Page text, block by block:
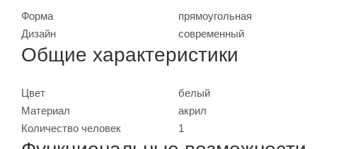
Форма
прямоугольная
Дизайн
современный
Общие характеристики
Цвет
белый
Материал
акрил
Количество человек
1